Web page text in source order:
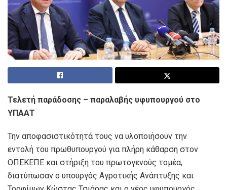
Τελετή παράδοσης – παραλαβής υφυπουργού στο
ΥΠΑΑΤ
Την αποφασιστικότητά τους να υλοποιήσουν την
εντολή του πρωθυπουργού για πλήρη κάθαρση στον
ΟΠΕΚΕΠΕ και στήριξη του πρωτογενούς τομέα,
διατύπωσαν ο υπουργός Αγροτικής Ανάπτυξης και